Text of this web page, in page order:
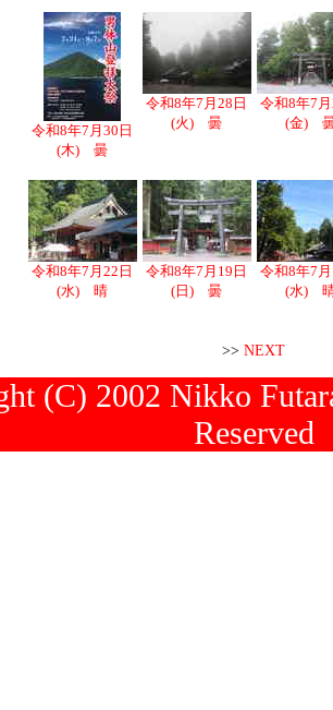
令和8年7月30日
(木) 曇
令和8年7月28日
(火) 曇
令和8年7
(金)
令和8年7月22日
(水) 晴
令和8年7月19日
(日) 曇
令和8年7
(水)
>> NEXT
(C) 2002 Nikko
Reserved